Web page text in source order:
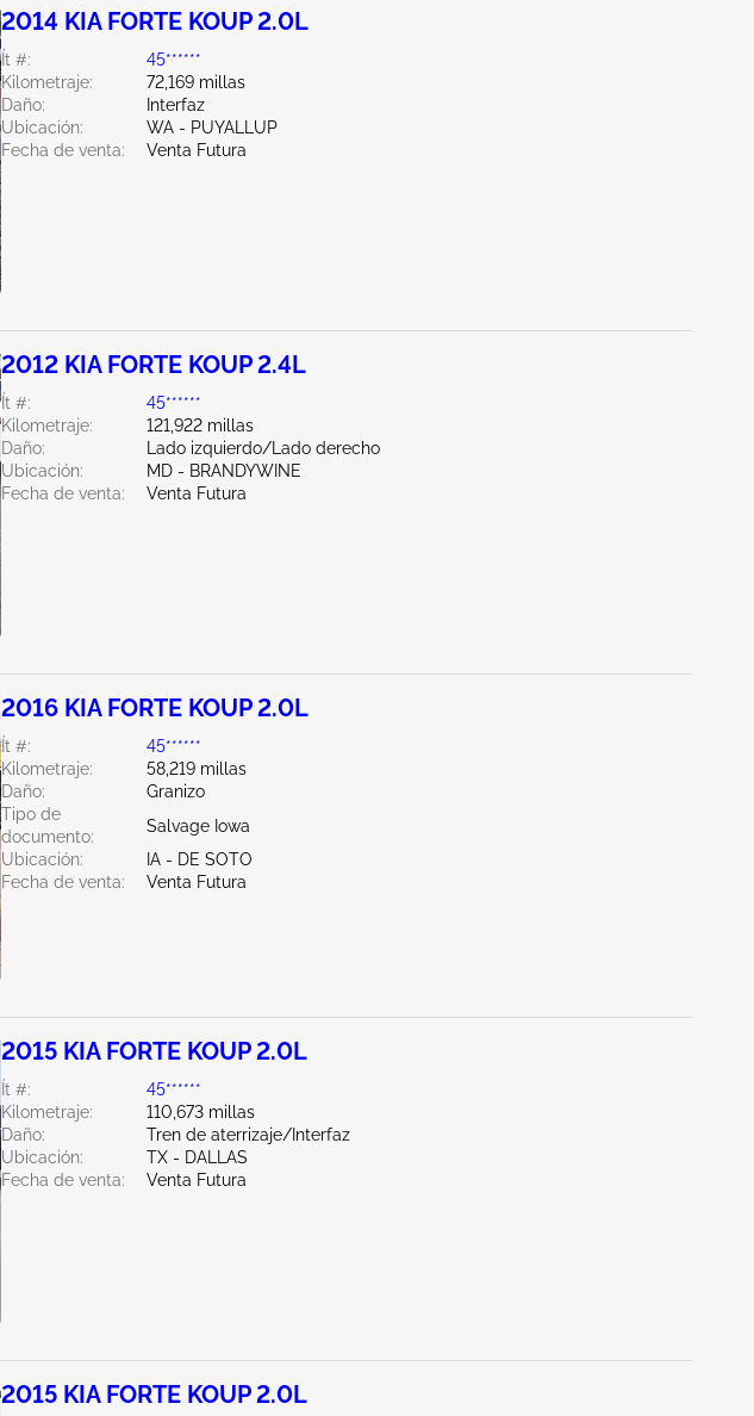
2014 KIA FORTE KOUP 2.0L
Ít #:
45******
Kilometraje:
72,169 millas
Daño:
Interfaz
Ubicación:
WA - PUYALLUP
Fecha de venta:
Venta Futura
2012 KIA FORTE KOUP 2.4L
Ít #:
45******
Kilometraje:
121,922 millas
Daño:
Lado izquierdo/Lado derecho
Ubicación:
MD - BRANDYWINE
Fecha de venta:
Venta Futura
2016 KIA FORTE KOUP 2.0L
Ít #:
45******
Kilometraje:
58,219 millas
Daño:
Granizo
Tipo de
documento:
Salvage Iowa
Ubicación:
IA - DE SOTO
Fecha de venta:
Venta Futura
2015 KIA FORTE KOUP 2.0L
Ít #:
45******
Kilometraje:
110,673 millas
Daño:
Tren de aterrizaje/Interfaz
Ubicación:
TX - DALLAS
Fecha de venta:
Venta Futura
2015 KIA FORTE KOUP 2.0L